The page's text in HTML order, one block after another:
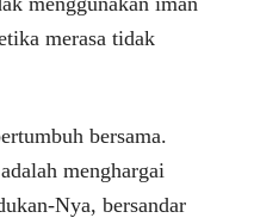
merasa tidak
bersama.
menghargai
Nya, bersandar